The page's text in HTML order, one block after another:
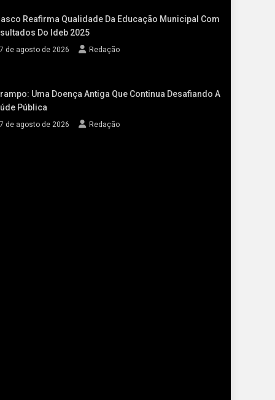
Reafirma Qualidade Da Educação Municipal Com
Do Ideb 2025
de agosto de 2026 Redação
Uma Doença Antiga Que Continua Desafiando A
Pública
de agosto de 2026 Redação